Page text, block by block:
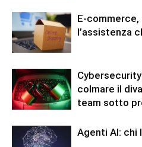
E-
l’assistenza
colmare il
team sotto
Agenti AI: chi